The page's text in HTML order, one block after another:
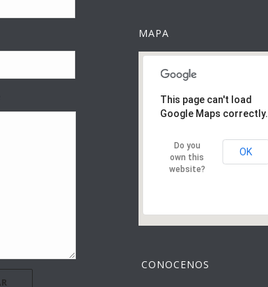
MAPA
This page can't load
Google Maps correctly.
Do you
own this
website?
OK
CONOCENOS